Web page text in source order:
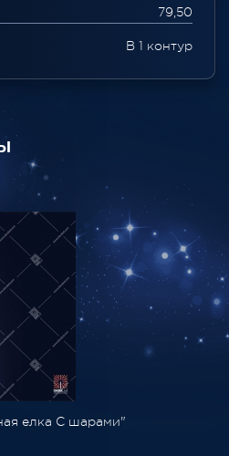
79,50
В 1 контур
елка С шарами"